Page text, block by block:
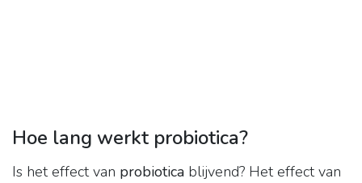
Hoe lang werkt probiotica?
Is het effect van probiotica blijvend? Het effect van